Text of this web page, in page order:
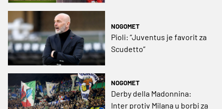
NOGOMET
Pioli: “Juventus je favorit za
Scudetto”
NOGOMET
Derby della Madonnina:
Inter protiv Milana u borbi za